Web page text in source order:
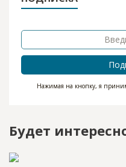
Нажимая на кнопку, я
Будет